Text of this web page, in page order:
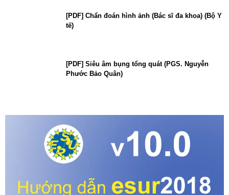
[PDF] Chẩn đoán hình ảnh (Bác sĩ đa khoa) (Bộ Y
tế)
[PDF] Siêu âm bụng tổng quát (PGS. Nguyễn
Phước Bảo Quân)